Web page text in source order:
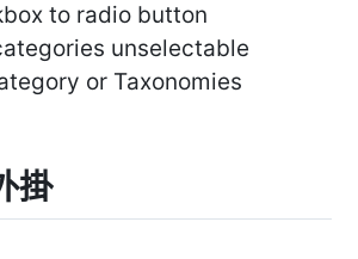
to radio button
unselectable
or Taxonomies
掛